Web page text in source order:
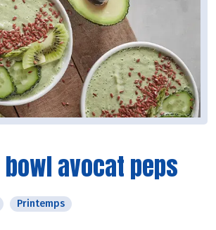
avocat peps
Printemps